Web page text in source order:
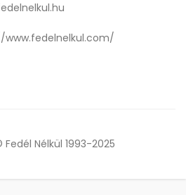
Nélkül 1993-2025